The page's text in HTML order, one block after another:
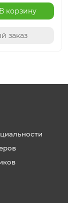
В корзину
заказ